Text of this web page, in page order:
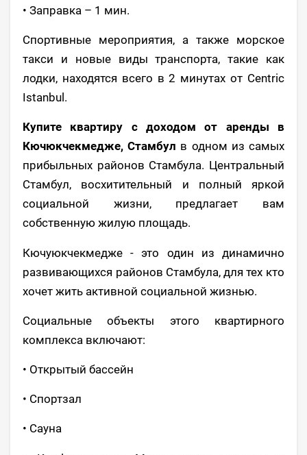
• Заправка – 1 мин.
Спортивные мероприятия, а также морское
такси и новые виды транспорта, такие как
лодки, находятся всего в 2 минутах от Centric
Istanbul.
Купите квартиру с доходом от аренды в
Кючюкчекмедже, Стамбул в одном из самых
прибыльных районов Стамбула. Центральный
Стамбул, восхитительный и полный яркой
социальной жизни, предлагает вам
собственную жилую площадь.
Кючуюкчекмедже - это один из динамично
развивающихся районов Стамбула, для тех кто
хочет жить активной социальной жизнью.
Социальные объекты этого квартирного
комплекса включают:
• Открытый бассейн
• Спортзал
• Сауна